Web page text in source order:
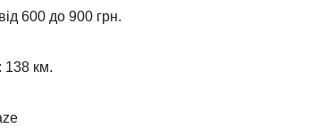
600 до 900 грн.
: 138 км.